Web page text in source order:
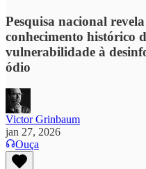
Pesquisa nacional
conhecimento histórico
vulnerabilidade à
ódio
Victor Grinbaum
jan 27, 2026
Ouça